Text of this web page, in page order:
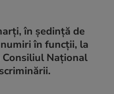
în şedinţă de
în funcţii, la
Naţional